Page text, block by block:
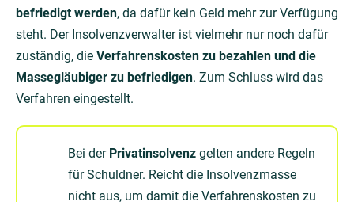
befriedigt werden, da dafür kein Geld mehr zur Verfügung
steht. Der Insolvenzverwalter ist vielmehr nur noch dafür
zuständig, die Verfahrenskosten zu bezahlen und die
Massegläubiger zu befriedigen. Zum Schluss wird das
Verfahren eingestellt.
Bei der Privatinsolvenz gelten andere Regeln
für Schuldner. Reicht die Insolvenzmasse
nicht aus, um damit die Verfahrenskosten zu